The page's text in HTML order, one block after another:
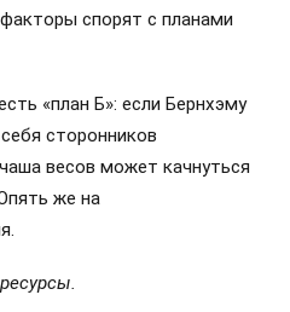
спорят с планами
«план Б»: если Бернхэму
сторонников
весов может качнуться
же на